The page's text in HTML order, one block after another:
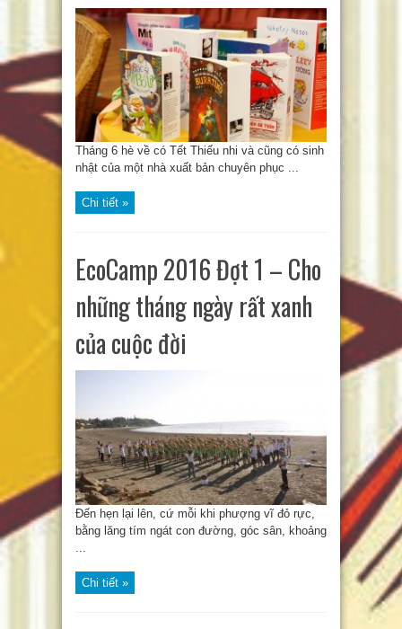
Tháng 6 hè về có Tết Thiếu nhi và cũng có sinh
nhật của một nhà xuất bản chuyên phục ...
Chi tiết »
EcoCamp 2016 Đợt 1 – Cho
những tháng ngày rất xanh
của cuộc đời
Đến hẹn lại lên, cứ mỗi khi phượng vĩ đỏ rực,
bằng lăng tím ngát con đường, góc sân, khoảng
Chi tiết »